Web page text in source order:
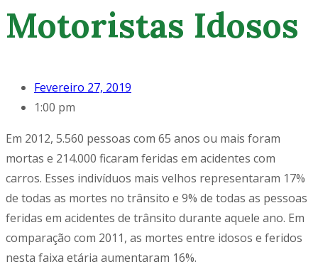
Motoristas Idosos
Fevereiro 27, 2019
1:00 pm
Em 2012, 5.560 pessoas com 65 anos ou mais foram
mortas e 214.000 ficaram feridas em acidentes com
carros. Esses indivíduos mais velhos representaram 17%
de todas as mortes no trânsito e 9% de todas as pessoas
feridas em acidentes de trânsito durante aquele ano. Em
comparação com 2011, as mortes entre idosos e feridos
nesta faixa etária aumentaram 16%.